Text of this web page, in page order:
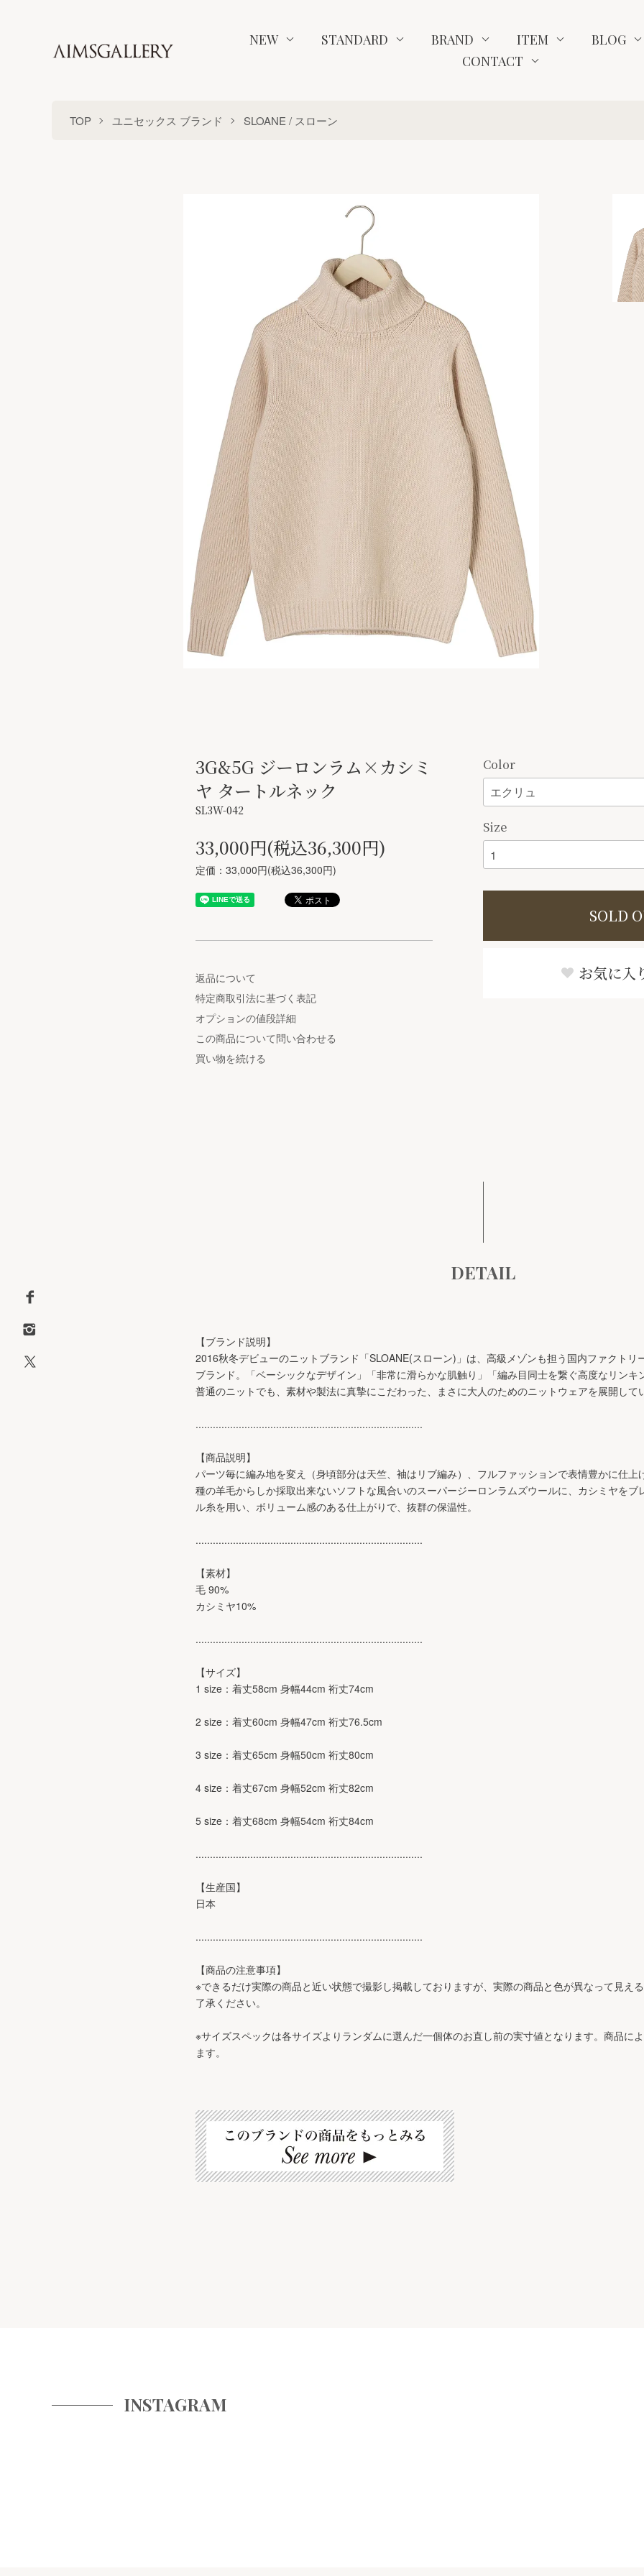
NEW STANDARD BRAND ITEM
BLOG
CONTACT
TOP ユニセックス ブランド SLOANE / スローン
3G&5G ジーロンラム×カシミ
ヤ タートルネック
SL3W-042
33,000円(税込36,300円)
定価：33,000円(税込36,300円)
返品について
特定商取引法に基づく表記
オプションの値段詳細
この商品について問い合わせる
買い物を続ける
Color
Size
SOLD
お気に入
DETAIL
【ブランド説明】
2016秋冬デビューのニットブランド「SLOANE(スローン)」は、高級メゾンも担う国内ファクトリ
ブランド。「ベーシックなデザイン」「非常に滑らかな肌触り」「編み目同士を繋ぐ高度なリンキ
普通のニットでも、素材や製法に真摯にこだわった、まさに大人のためのニットウェアを展開して
...............................................................................
【商品説明】
パーツ毎に編み地を変え（身頃部分は天竺、袖はリブ編み）、フルファッションで表情豊かに仕上
種の羊毛からしか採取出来ないソフトな風合いのスーパージーロンラムズウールに、カシミヤをブ
ル糸を用い、ボリューム感のある仕上がりで、抜群の保温性。
...............................................................................
【素材】
毛 90%
カシミヤ10%
...............................................................................
【サイズ】
1 size：着丈58cm 身幅44cm 裄丈74cm
2 size：着丈60cm 身幅47cm 裄丈76.5cm
3 size：着丈65cm 身幅50cm 裄丈80cm
4 size：着丈67cm 身幅52cm 裄丈82cm
5 size：着丈68cm 身幅54cm 裄丈84cm
...............................................................................
【生産国】
日本
...............................................................................
【商品の注意事項】
※できるだけ実際の商品と近い状態で撮影し掲載しておりますが、実際の商品と色が異なって見え
了承ください。
※サイズスペックは各サイズよりランダムに選んだ一個体のお直し前の実寸値となります。商品に
ます。
INSTAGRAM